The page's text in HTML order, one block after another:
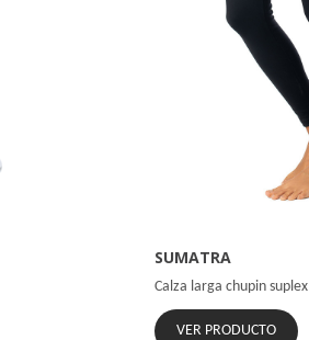
SUMATRA
Calza larga chupin suplex
VER PRODUCTO